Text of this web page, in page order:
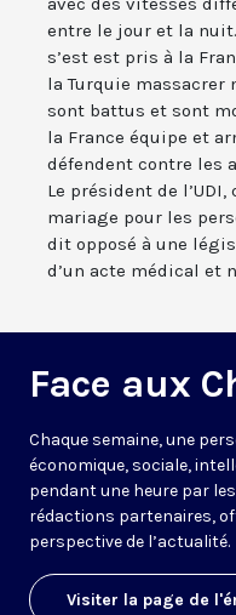
entre le jour et la
s’est est pris à la
la Turquie massacrer
sont battus et sont
la France équipe et
défendent contre les
Le président de
mariage pour les
dit opposé à une
d’un acte médical et
Face aux
Chaque semaine, une
économique, sociale,
pendant une heure par
rédactions partenaires,
perspective de l’actualité.
Visiter la page de